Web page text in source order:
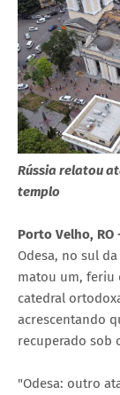
Rússia relatou
templo
Porto Velho, RO
Odesa, no sul
matou um, feriu
catedral
acrescentando
recuperado sob
"Odesa: outro